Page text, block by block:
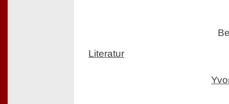
Literatur